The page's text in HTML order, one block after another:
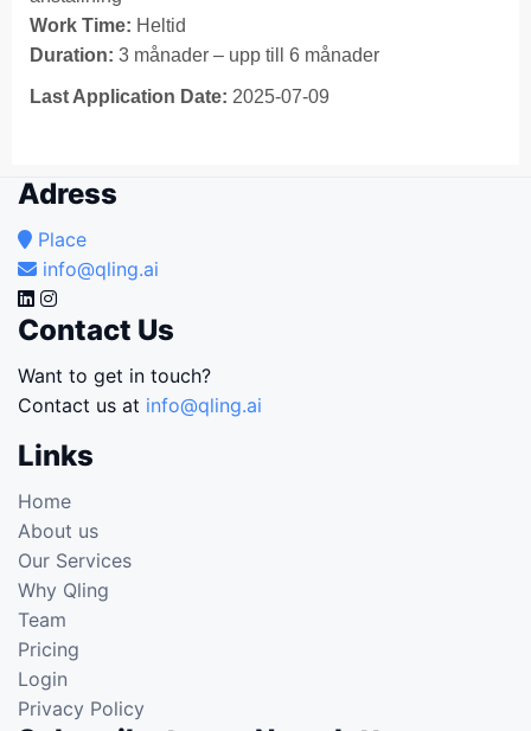
Work Time: Heltid
Duration: 3 månader – upp till 6 månader
Last Application Date: 2025-07-09
Adress
Place
info@qling.ai
Contact Us
Want to get in touch?
Contact us at info@qling.ai
Links
Home
About us
Our Services
Why Qling
Team
Pricing
Login
Privacy Policy